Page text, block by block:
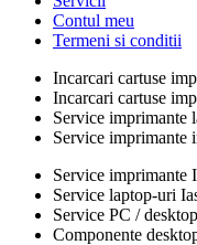
Contul meu
Termeni si conditii
Incarcari cartuse
Incarcari cartuse
Service imprimante
Service imprimante
Service imprimante
Service laptop-uri
Service PC /
Componente